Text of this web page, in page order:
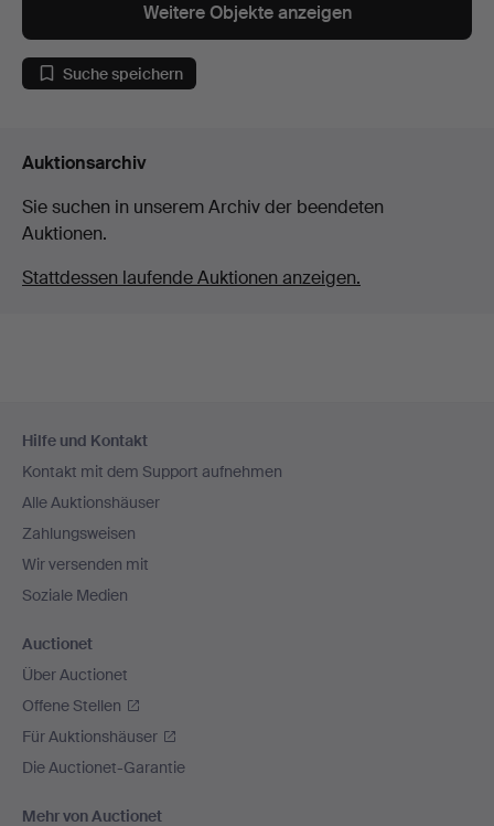
Weitere Objekte anzeigen
Suche speichern
Auktionsarchiv
Sie suchen in unserem Archiv der beendeten
Auktionen.
Stattdessen laufende Auktionen anzeigen.
Navigation
Hilfe und Kontakt
Kontakt mit dem Support aufnehmen
Alle Auktionshäuser
Zahlungsweisen
Wir versenden mit
Soziale Medien
Auctionet
Über Auctionet
Offene Stellen
Für Auktionshäuser
Die Auctionet-Garantie
Mehr von Auctionet